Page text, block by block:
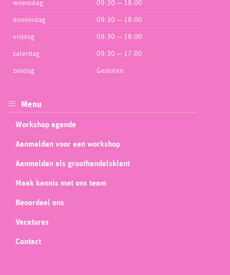
woensdag 09:30 — 18:00
donderdag 09:30 — 18:00
vrijdag 09:30 — 18:00
zaterdag 09:30 — 17:00
zondag Gesloten
Menu
Workshop agenda
Aanmelden voor een workshop
Aanmelden als groothandelsklant
Maak kennis met ons team
Beoordeel ons
Vacatures
Contact